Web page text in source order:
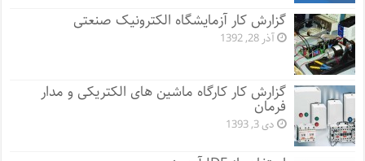
گزارش کار آزمایشگاه الکترونیک صنعتی
آذر 28, 1392
گزارش کار کارگاه ماشین های الکتریکی و مدار
فرمان
دی 3, 1393